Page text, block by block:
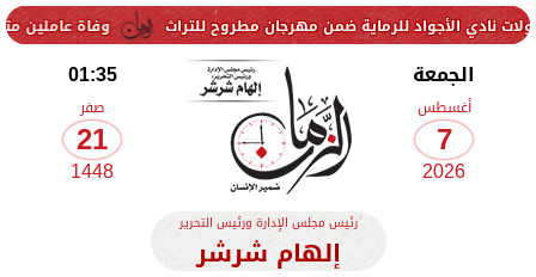
وفاة عاملين متأثرين للرماية ضمن مهرجان مطروح للتراث
الجمعة
أغسطس
7
2026
01:35
صفر
21
1448
رئيس مجلس الإدارة ورئيس التحرير
إلهام شرشر